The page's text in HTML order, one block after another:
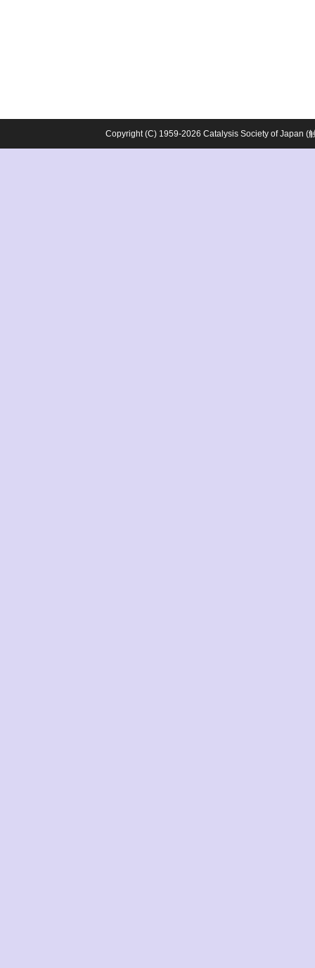
Copyright (C) 1959-2026 Catalysis Society of Japan (